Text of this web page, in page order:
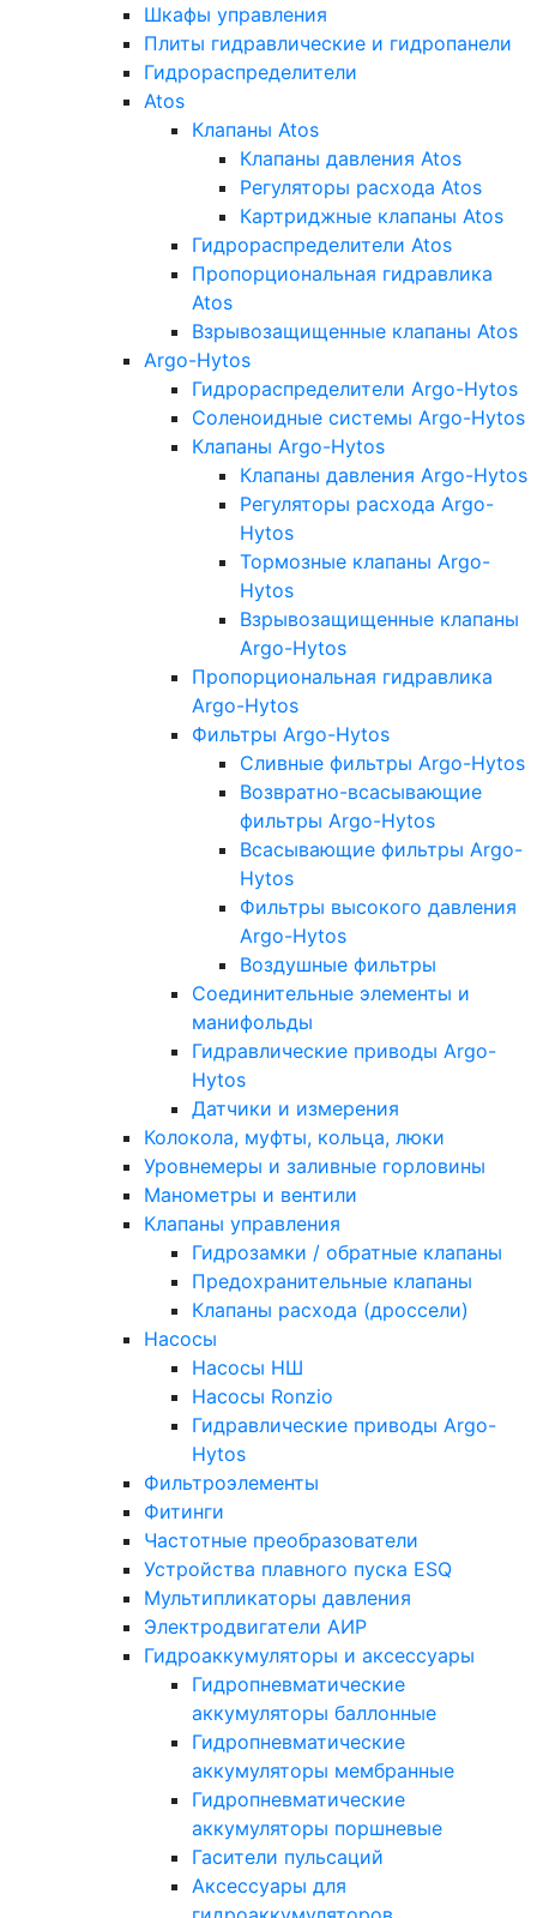
Шкафы управления
Плиты гидравлические и гидропанели
Гидрораспределители
Atos
Клапаны Atos
Клапаны давления Atos
Регуляторы расхода Atos
Картриджные клапаны Atos
Гидрораспределители Atos
Пропорциональная гидравлика
Atos
Взрывозащищенные клапаны Atos
Argo-Hytos
Гидрораспределители Argo-Hytos
Соленоидные системы Argo-Hytos
Клапаны Argo-Hytos
Клапаны давления Argo-Hytos
Регуляторы расхода Argo-
Hytos
Тормозные клапаны Argo-
Hytos
Взрывозащищенные клапаны
Argo-Hytos
Пропорциональная гидравлика
Argo-Hytos
Фильтры Argo-Hytos
Сливные фильтры Argo-Hytos
Возвратно-всасывающие
фильтры Argo-Hytos
Всасывающие фильтры Argo-
Hytos
Фильтры высокого давления
Argo-Hytos
Воздушные фильтры
Соединительные элементы и
манифольды
Гидравлические приводы Argo-
Hytos
Датчики и измерения
Колокола, муфты, кольца, люки
Уровнемеры и заливные горловины
Манометры и вентили
Клапаны управления
Гидрозамки / обратные клапаны
Предохранительные клапаны
Клапаны расхода (дроссели)
Насосы
Насосы НШ
Насосы Ronzio
Гидравлические приводы Argo-
Hytos
Фильтроэлементы
Фитинги
Частотные преобразователи
Устройства плавного пуска ESQ
Мультипликаторы давления
Электродвигатели АИР
Гидроаккумуляторы и аксессуары
Гидропневматические
аккумуляторы баллонные
Гидропневматические
аккумуляторы мембранные
Гидропневматические
аккумуляторы поршневые
Гасители пульсаций
Аксессуары для